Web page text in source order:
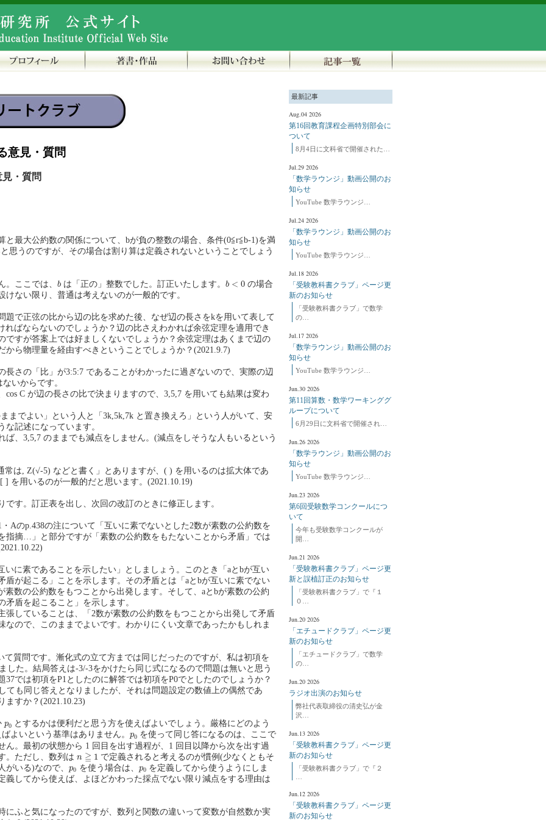
意見・質問
・質問
と最大公約数の関係について、bが負の整数の場合、条件(0≦r≦b-1)を満
思うのですが、その場合は割り算は定義されないということでしょう
。ここでは、 b
b は「正の」整数でした。訂正いたします。 b < 0
b <0
の場合
けない限り、普通は考えないのが一般的です。
題で正弦の比から辺の比を求めた後、なぜ辺の長さをkを用いて表して
ればならないのでしょうか？辺の比さえわかれば余弦定理を適用でき
ですが答案上では好ましくないでしょうか？余弦定理はあくまで辺の
から物理量を経由すべきということでしょうか？(2021.9.7)
長さの「比」が3:5:7 であることがわかったに過ぎないので、実際の辺
いからです。
cos C が辺の長さの比で決まりますので、3,5,7 を用いても結果は変わ
までよい」という人と「3k,5k,7k と置き換えろ」という人がいて、安
な記述になっています。
ば、3,5,7 のままでも減点をしません。(減点をしそうな人もいるという
常は, Z(√-5) などと書く」とありますが、( ) を用いるのは拡大体であ
] を用いるのが一般的だと思います。(2021.10.19)
です。訂正表を出し、次回の改訂のときに修正します。
Aのp.438の注について「互いに素でないとした2数が素数の公約数を
指摘…」と部分ですが「素数の公約数をもたないことから矛盾」では
いに素であることを示したい」としましょう。このとき「aとbが互い
盾が起こる」ことを示します。その矛盾とは「aとbが互いに素でない
素数の公約数をもつことから出発します。そして、aとbが素数の公約
矛盾を起こること」を示します。
張していることは、「2数が素数の公約数をもつことから出発して矛盾
なので、このままでよいです。わかりにくい文章であったかもしれま
て質問です。漸化式の立て方までは同じだったのですが、私は初項を
した。結局答えは-3/-3をかけたら同じ式になるので問題は無いと思う
37では初項をP1としたのに解答では初項をP0でとしたのでしょうか？
ても同じ答えとなりましたが、それは問題設定の数値上の偶然であ
ますか？(2021.10.23)
p0
p0 とするかは便利だと思う方を使えばよいでしょう。厳格にどのよう
よいという基準はありません。 p0
p0 を使って同じ答になるのは、ここで
ん。最初の状態から 1 回目を出す過程が、1 回目以降から次を出す過
。ただし、数列は n ≧ 1
n ≧1
で定義されると考えるのが慣例(少なくともそ
がいる)なので、 p0
p0 を使う場合は、 p0
p0 を定義してから使うようにしま
義してから使えば、よほどかわった採点でない限り減点をする理由は
にふと気になったのですが、数列と関数の違いって変数が自然数か実
最新記事
Aug.04 2026
第16回教育課程企画特別部会に
ついて
8月4日に文科省で開催された…
Jul.29 2026
「数学ラウンジ」動画公開のお
知らせ
YouTube 数学ラウンジ…
Jul.24 2026
「数学ラウンジ」動画公開のお
知らせ
YouTube 数学ラウンジ…
Jul.18 2026
「受験教科書クラブ」ページ更
新のお知らせ
「受験教科書クラブ」で数学
の…
Jul.17 2026
「数学ラウンジ」動画公開のお
知らせ
YouTube 数学ラウンジ…
Jun.30 2026
第11回算数・数学ワーキンググ
ループについて
6月29日に文科省で開催され…
Jun.26 2026
「数学ラウンジ」動画公開のお
知らせ
YouTube 数学ラウンジ…
Jun.23 2026
第6回受験数学コンクールにつ
いて
今年も受験数学コンクールが
開…
Jun.21 2026
「受験教科書クラブ」ページ更
新と誤植訂正のお知らせ
「受験教科書クラブ」で『１
０…
Jun.20 2026
「エチュードクラブ」ページ更
新のお知らせ
「エチュードクラブ」で数学
の…
Jun.20 2026
ラジオ出演のお知らせ
弊社代表取締役の清史弘が金
沢…
Jun.13 2026
「受験教科書クラブ」ページ更
新のお知らせ
「受験教科書クラブ」で『２
Jun.12 2026
「受験教科書クラブ」ページ更
新のお知らせ